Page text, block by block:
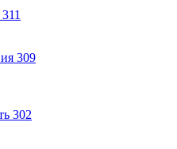
311
309
302